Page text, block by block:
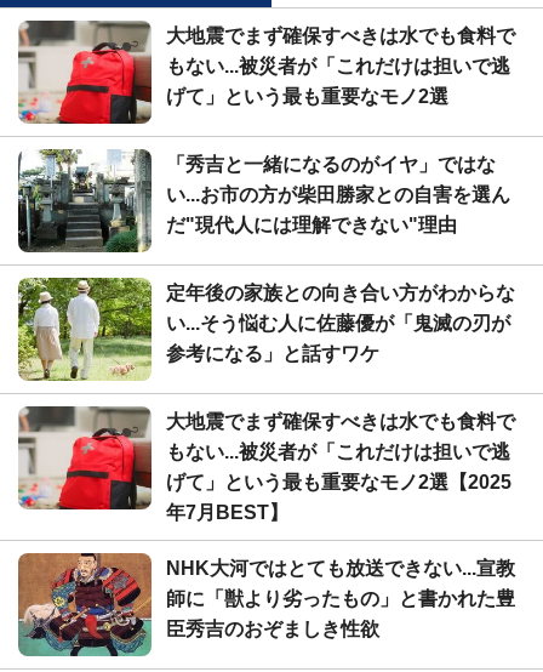
大地震でまず確保すべきは水でも食料で
もない...被災者が「これだけは担いで逃
げて」という最も重要なモノ2選
「秀吉と一緒になるのがイヤ」ではな
い...お市の方が柴田勝家との自害を選ん
だ"現代人には理解できない"理由
定年後の家族との向き合い方がわからな
い...そう悩む人に佐藤優が「鬼滅の刃が
参考になる」と話すワケ
大地震でまず確保すべきは水でも食料で
もない...被災者が「これだけは担いで逃
げて」という最も重要なモノ2選【2025
年7月BEST】
NHK大河ではとても放送できない...宣教
師に「獣より劣ったもの」と書かれた豊
臣秀吉のおぞましき性欲